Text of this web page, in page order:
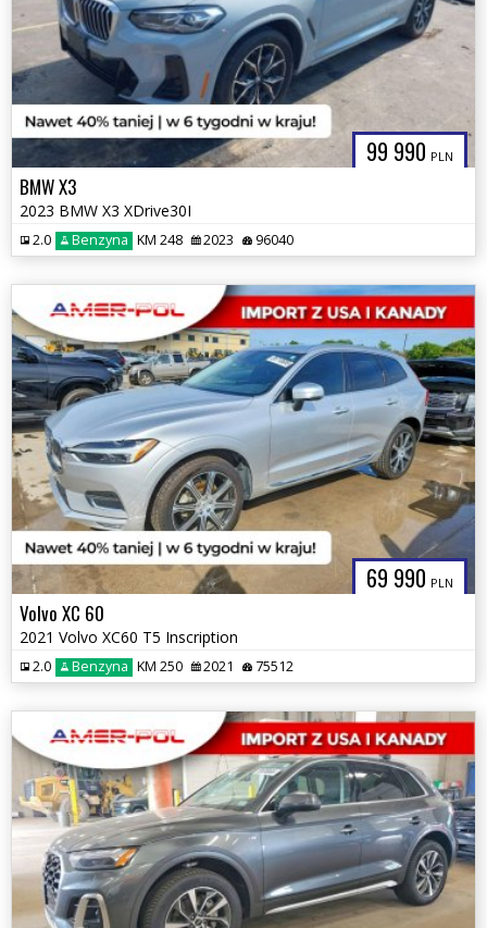
99 990 PLN
BMW X3
2023 BMW X3 XDrive30I
2.0 Benzyna KM 248 2023 96040
69 990 PLN
Volvo XC 60
2021 Volvo XC60 T5 Inscription
2.0 Benzyna KM 250 2021 75512